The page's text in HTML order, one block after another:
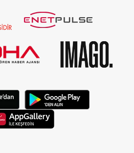
ile Güncel Bilgilere
Jokey Kulübü tarafından her gün
bu programda yer alır. Sitemizde yer
, bu bilgileri kolayca erişilebilir bir şekilde
olan her türlü detay tek bir